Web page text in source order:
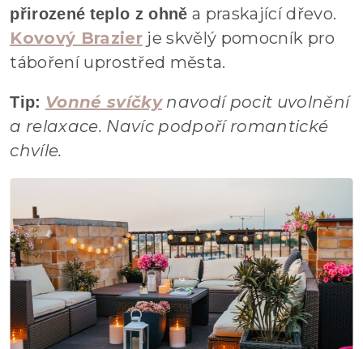
přirozené teplo z ohně a praskající dřevo.
Kovový Brazierje skvělý pomocník pro
táboření uprostřed města.
Tip: Vonné svíčkynavodí pocit uvolnění
a relaxace. Navíc podpoří romantické
chvíle.